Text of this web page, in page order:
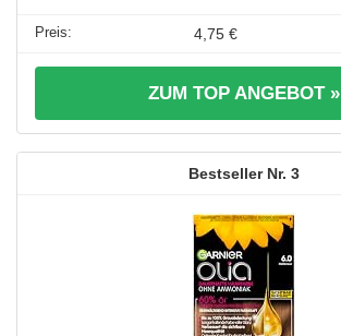
4,75 €
ZUM TOP ANGEBOT »
3